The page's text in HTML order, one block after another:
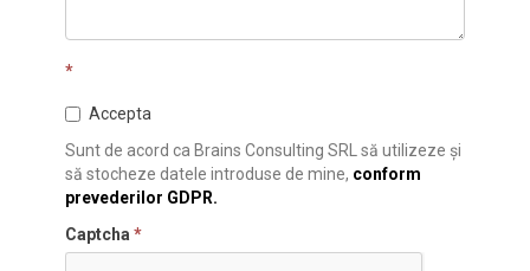
*
Accepta
Sunt de acord ca Brains Consulting SRL să utilizeze și
să stocheze datele introduse de mine, conform
prevederilor GDPR.
Captcha *